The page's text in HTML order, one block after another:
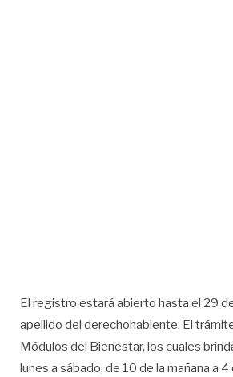
El registro estará abierto hasta el 29
apellido del derechohabiente. El
Módulos del Bienestar, los cuales
lunes a sábado, de 10 de la mañana a